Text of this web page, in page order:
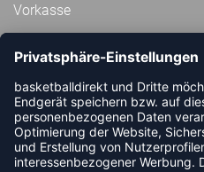
Vorkasse
ABONNIERE JETZT DEN
HANDBALLDIREKT-
NEUIGKEIT ODER AKTION
JETZT